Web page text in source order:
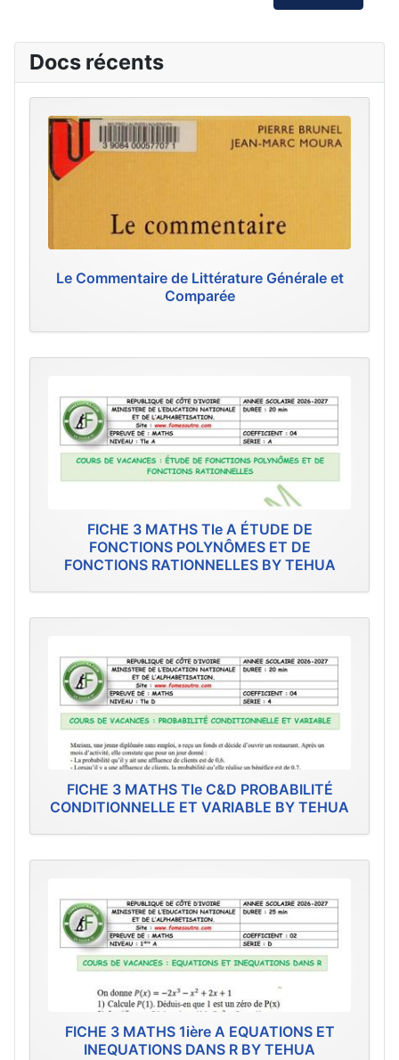
Docs récents
Le Commentaire de Littérature Générale et
Comparée
FICHE 3 MATHS Tle A ÉTUDE DE
FONCTIONS POLYNÔMES ET DE
FONCTIONS RATIONNELLES BY TEHUA
FICHE 3 MATHS Tle C&D PROBABILITÉ
CONDITIONNELLE ET VARIABLE BY TEHUA
FICHE 3 MATHS 1ière A EQUATIONS ET
INEQUATIONS DANS R BY TEHUA